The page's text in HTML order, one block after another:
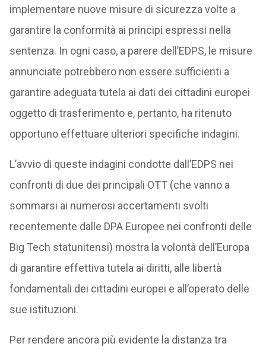
implementare nuove misure di sicurezza volte a
garantire la conformità ai principi espressi nella
sentenza. In ogni caso, a parere dell’EDPS, le misure
annunciate potrebbero non essere sufficienti a
garantire adeguata tutela ai dati dei cittadini europei
oggetto di trasferimento e, pertanto, ha ritenuto
opportuno effettuare ulteriori specifiche indagini.
L’avvio di queste indagini condotte dall’EDPS nei
confronti di due dei principali OTT (che vanno a
sommarsi ai numerosi accertamenti svolti
recentemente dalle DPA Europee nei confronti delle
Big Tech statunitensi) mostra la volontà dell’Europa
di garantire effettiva tutela ai diritti, alle libertà
fondamentali dei cittadini europei e all’operato delle
sue istituzioni.
Per rendere ancora più evidente la distanza tra